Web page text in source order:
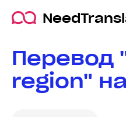
Перевод
region"